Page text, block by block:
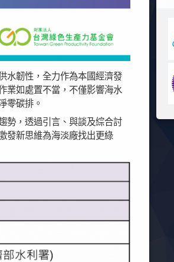
水韌性，全力作為本國經濟發
業如處置不當，不僅影響海水
零碳排。
勢，透過引言、與談及綜合討
發新思維為海淡廠找出更綠